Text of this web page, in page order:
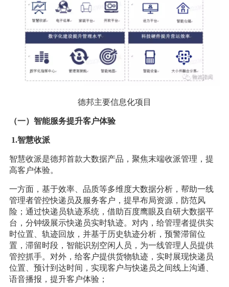
德邦主要信息化项目
（一）智能服务提升客户体验
1.智慧收派
智慧收派是德邦首款大数据产品，聚焦末端收派管理，提
高客户体验。
一方面，基于效率、品质等多维度大数据分析，帮助一线
管理者管控快递员及服务客户，提早布局资源，防范风
险；通过快递员轨迹系统，借助百度鹰眼及自研大数据平
台，分钟级展示快递员实时轨迹。对内，给管理者提供实
时位置、轨迹回放，并基于历史轨迹分析，预警滞留位
置，滞留时段，智能识别空闲人员，为一线管理人员提供
管控抓手。对外，给客户提供货物轨迹，实时展现快递员
位置、预计到达时间，实现客户与快递员之间线上沟通、
语音播报，提升客户体验；